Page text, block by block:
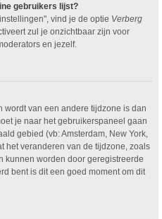
gebruikers lijst?
vind je de optie Verberg
zul je onzichtbaar zijn voor
en jezelf.
wordt van een andere tijdzone is dan
je naar het gebruikerspaneel gaan
gebied (vb: Amsterdam, New York,
het veranderen van de tijdzone, zoals
kunnen worden door geregistreerde
bent is dit een goed moment om dit